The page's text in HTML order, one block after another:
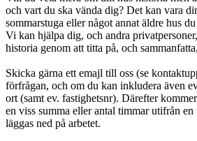
och vart du ska vända dig? Det kan vara
sommarstuga eller något annat äldre hus
Vi kan hjälpa dig, och andra
historia genom att titta på, och
Skicka gärna ett emajl till oss (se
förfrågan, och om du kan inkludera även
ort (samt ev. fastighetsnr). Därefter
en viss summa eller antal timmar utifrån
läggas ned på arbetet.